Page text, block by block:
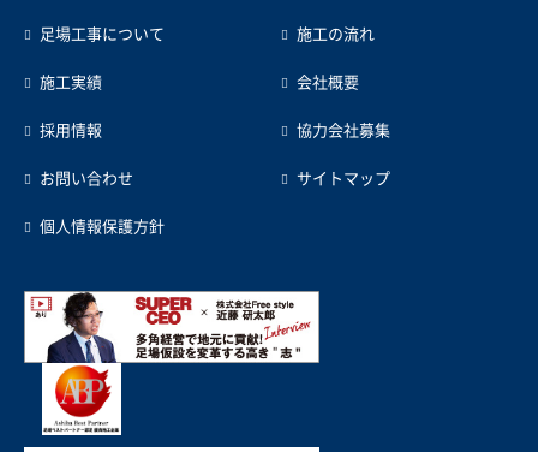
足場工事について 施工の流れ
施工実績 会社概要
採用情報 協力会社募集
お問い合わせ サイトマップ
個人情報保護方針